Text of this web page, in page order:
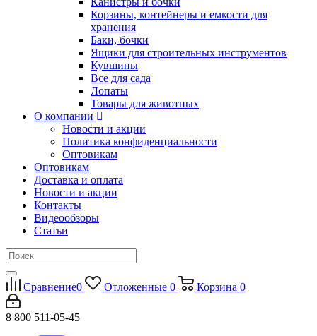
Корзины, контейнеры и емкости для
хранения
Баки, бочки
Ящики для строительных инструментов
Кувшины
Все для сада
Лопаты
Товары для животных
О компании
Новости и акции
Политика конфиденциальности
Оптовикам
Оптовикам
Доставка и оплата
Новости и акции
Контакты
Видеообзоры
Статьи
Сравнение0 Отложенные 0 Корзина 0
8 800 511-05-45